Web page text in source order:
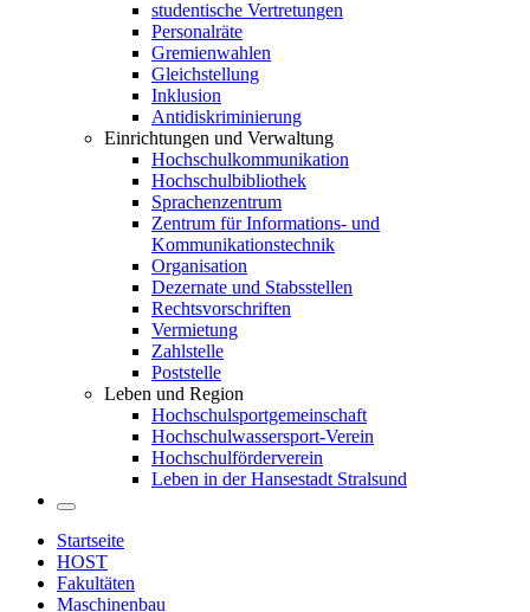
studentische Vertretungen
Personalräte
Gremienwahlen
Gleichstellung
Inklusion
Antidiskriminierung
Einrichtungen und Verwaltung
Hochschulkommunikation
Hochschulbibliothek
Sprachenzentrum
Zentrum für Informations- und
Kommunikationstechnik
Organisation
Dezernate und Stabsstellen
Rechtsvorschriften
Vermietung
Zahlstelle
Poststelle
Leben und Region
Hochschulsportgemeinschaft
Hochschulwassersport-Verein
Hochschulförderverein
Leben in der Hansestadt Stralsund
Startseite
HOST
Fakultäten
Maschinenbau